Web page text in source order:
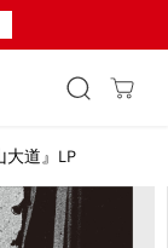
大道』LP